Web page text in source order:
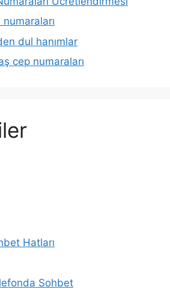
dul hanımlar
cep numaraları
Hatları
Sohbet